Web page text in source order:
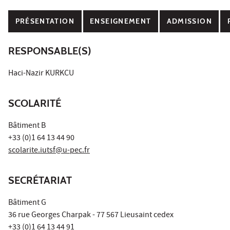
PRÉSENTATION ENSEIGNEMENT ADMISSION
RESPONSABLE(S)
Haci-Nazir KURKCU
SCOLARITÉ
Bâtiment B
+33 (0)1 64 13 44 90
scolarite.iutsf@u-pec.fr
SECRÉTARIAT
Bâtiment G
36 rue Georges Charpak - 77 567 Lieusaint cedex